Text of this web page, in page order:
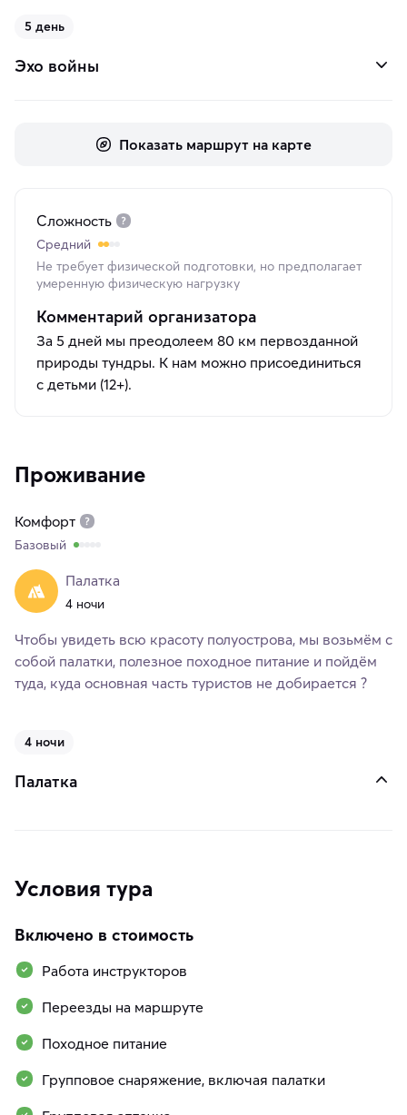
5 день
Эхо войны
Показать маршрут на карте
Сложность
Средний
Не требует физической подготовки, но предполагает
умеренную физическую нагрузку
Комментарий организатора
За 5 дней мы преодолеем 80 км первозданной
природы тундры. К нам можно присоединиться
с детьми (12+).
Проживание
Комфорт
Базовый
Палатка
4 ночи
Чтобы увидеть всю красоту полуострова, мы возьмём с
собой палатки, полезное походное питание и пойдём
туда, куда основная часть туристов не добирается ?
4 ночи
Палатка
Условия тура
Включено в стоимость
Работа инструкторов
Переезды на маршруте
Походное питание
Групповое снаряжение, включая палатки